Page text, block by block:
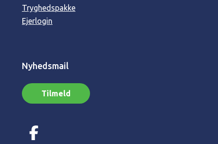
Tryghedspakke
Ejerlogin
Nyhedsmail
Tilmeld